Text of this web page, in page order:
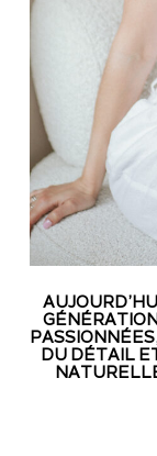
DU DÉTAIL